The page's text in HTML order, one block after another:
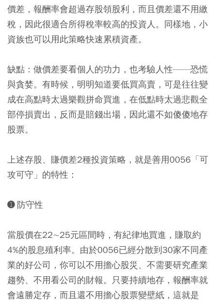
價差，報酬率會超過存股領股利，而且價差還不用繳
稅，因此很適合所得稅率較高的投資人。同樣地，小
資族也可以用此策略快速累積資產。
缺點：做價差要看個人的功力，也考驗人性——恐慌
與貪婪。有時候，明明知道要低買高賣，可是往往變
成在高點時太過樂觀拼命買進，在低點時太過悲觀全
部停損賣出，反而是賠錢出場，因此還不如傻傻地存
股票。
上述存股、賺價差2種投資策略，就是善用0056「可
攻可守」的特性：
➊ 防守性
當股價在22∼25元區間時，有紀律地買進，賺取約
4%的股息殖利率。由於0056已經分散到30家不同產
業的好公司，你可以不用擔心股災、不需要研究產業
趨勢、不用看公司的財報。只要持續地存，報酬率就
會遠勝定存，而且還不用擔心股票變壁紙，這就是